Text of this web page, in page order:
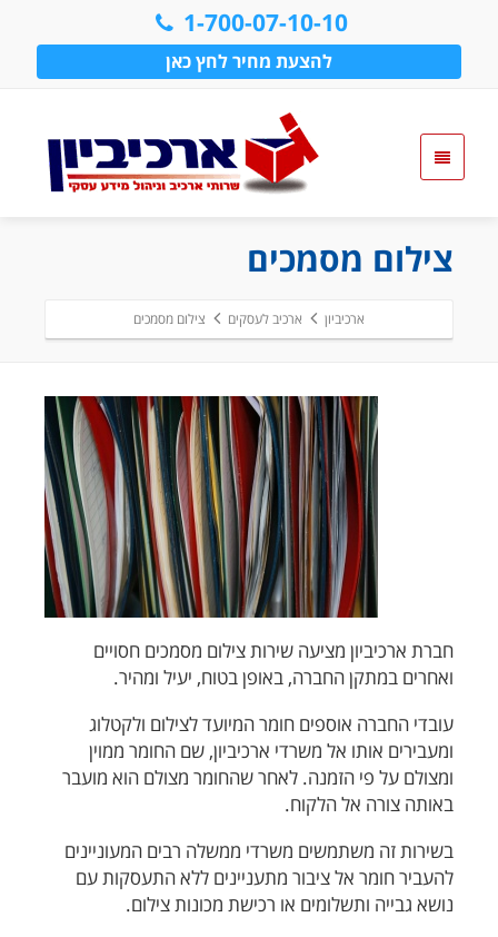
1-700-07-10-10
להצעת מחיר לחץ כאן
צילום מסמכים
ארכיביון ארכיב לעסקים צילום מסמכים
חברת ארכיביון מציעה שירות צילום מסמכים חסויים
ואחרים במתקן החברה, באופן בטוח, יעיל ומהיר.
עובדי החברה אוספים חומר המיועד לצילום ולקטלוג
ומעבירים אותו אל משרדי ארכיביון, שם החומר ממוין
ומצולם על פי הזמנה. לאחר שהחומר מצולם הוא מועבר
באותה צורה אל הלקוח.
בשירות זה משתמשים משרדי ממשלה רבים המעוניינים
להעביר חומר אל ציבור מתעניינים ללא התעסקות עם
נושא גבייה ותשלומים או רכישת מכונות צילום.